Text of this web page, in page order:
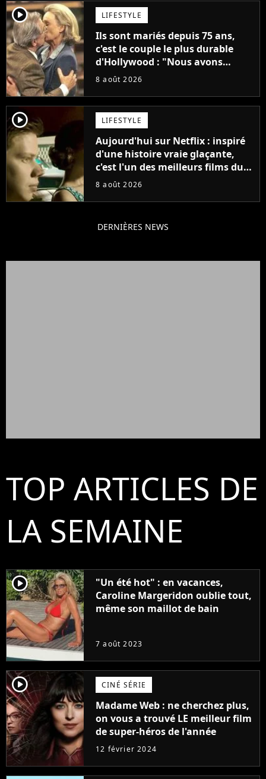
player2 LIFESTYLE
Ils sont mariés depuis 75 ans,
c'est le couple le plus durable
d'Hollywood : "Nous avons
avancé jour après jour, et les
décennies"
8 août 2026
player2 LIFESTYLE
Aujourd'hui sur Netflix : inspiré
d'une histoire vraie glaçante,
c'est l'un des meilleurs films du
21ème siècle
8 août 2026
DERNIÈRES NEWS
TOP ARTICLES DE
LA SEMAINE
player2
"Un été hot" : en vacances,
Caroline Margeridon oublie tout,
même son maillot de bain
7 août 2023
player2 CINÉ SÉRIE
Madame Web : ne cherchez plus,
on vous a trouvé LE meilleur film
de super-héros de l'année
12 février 2024